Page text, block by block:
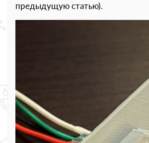
предыдущую статью).